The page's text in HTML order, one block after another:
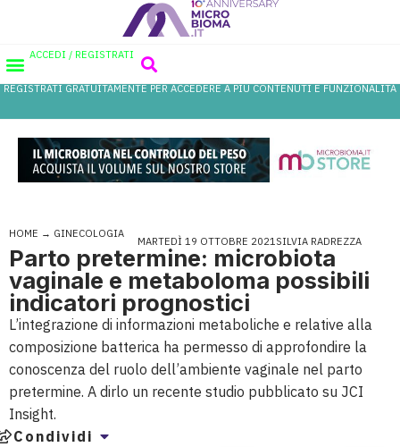
ACCEDI / REGISTRATI
REGISTRATI GRATUITAMENTE PER ACCEDERE A PIÙ CONTENUTI E FUNZIONALITÀ
HOME → GINECOLOGIA
MARTEDÌ 19 OTTOBRE 2021SILVIA RADREZZA
Parto pretermine: microbiota
vaginale e metaboloma possibili
indicatori prognostici
L’integrazione di informazioni metaboliche e relative alla
composizione batterica ha permesso di approfondire la
conoscenza del ruolo dell’ambiente vaginale nel parto
pretermine. A dirlo un recente studio pubblicato su JCI
Insight.
Condividi